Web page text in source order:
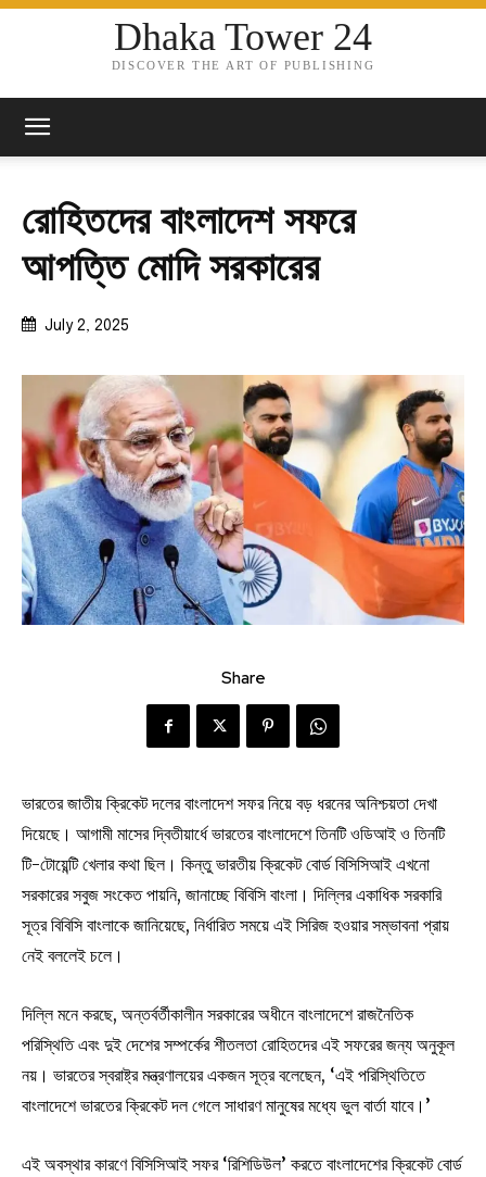
Dhaka Tower 24
DISCOVER THE ART OF PUBLISHING
রোহিতদের বাংলাদেশ সফরে
আপত্তি মোদি সরকারের
July 2, 2025
Share
ভারতের জাতীয় ক্রিকেট দলের বাংলাদেশ সফর নিয়ে বড় ধরনের অনিশ্চয়তা দেখা
দিয়েছে। আগামী মাসের দ্বিতীয়ার্ধে ভারতের বাংলাদেশে তিনটি ওডিআই ও তিনটি
টি-টোয়েন্টি খেলার কথা ছিল। কিন্তু ভারতীয় ক্রিকেট বোর্ড বিসিসিআই এখনো
সরকারের সবুজ সংকেত পায়নি, জানাচ্ছে বিবিসি বাংলা। দিল্লির একাধিক সরকারি
সূত্র বিবিসি বাংলাকে জানিয়েছে, নির্ধারিত সময়ে এই সিরিজ হওয়ার সম্ভাবনা প্রায়
নেই বললেই চলে।
দিল্লি মনে করছে, অন্তর্বর্তীকালীন সরকারের অধীনে বাংলাদেশে রাজনৈতিক
পরিস্থিতি এবং দুই দেশের সম্পর্কের শীতলতা রোহিতদের এই সফরের জন্য অনুকূল
নয়। ভারতের স্বরাষ্ট্র মন্ত্রণালয়ের একজন সূত্র বলেছেন, ‘এই পরিস্থিতিতে
বাংলাদেশে ভারতের ক্রিকেট দল গেলে সাধারণ মানুষের মধ্যে ভুল বার্তা যাবে।’
এই অবস্থার কারণে বিসিসিআই সফর ‘রিশিডিউল’ করতে বাংলাদেশের ক্রিকেট বোর্ড